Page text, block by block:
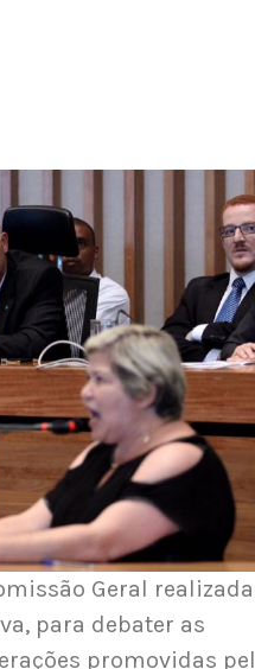
Geral
para debater as
promovidas